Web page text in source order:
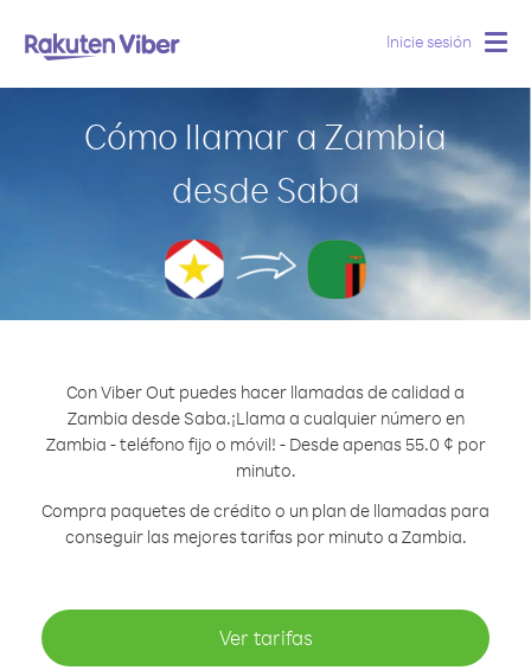
Inicie sesión
Cómo llamar a Zambia
desde Saba
Con Viber Out puedes hacer llamadas de calidad a
Zambia desde Saba.¡Llama a cualquier número en
Zambia - teléfono fijo o móvil! - Desde apenas 55.0 ¢ por
minuto.
Compra paquetes de crédito o un plan de llamadas para
conseguir las mejores tarifas por minuto a Zambia.
Ver tarifas